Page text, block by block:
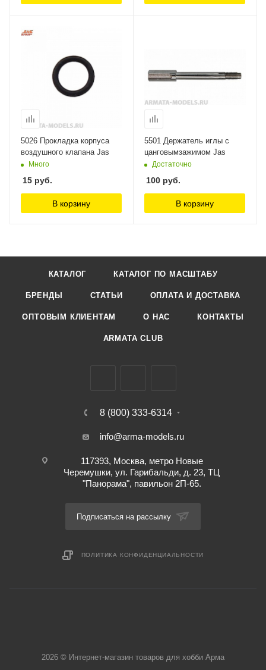
5026 Прокладка корпуса
воздушного клапана Jas
Много
15 руб.
В корзину
5501 Держатель иглы с
цанговымзажимом Jas
Достаточно
100 руб.
В корзину
КАТАЛОГ КАТАЛОГ ПО МАСШТАБУ
БРЕНДЫ СТАТЬИ ОПЛАТА И ДОСТАВКА
ОПТОВЫМ КЛИЕНТАМ О НАС КОНТАКТЫ
ARMATA CLUB
8 (800) 333-6314
info@arma-models.ru
117393, Москва, метро Новые
Черемушки, ул. Гарибальди, д. 23, ТЦ
"Панорама", павильон 2П-65.
Подписаться на рассылку
ПОЛИТИКА КОНФИДЕНЦИАЛЬНОСТИ
2026 © Интернет-магазин товаров для хобби Арма